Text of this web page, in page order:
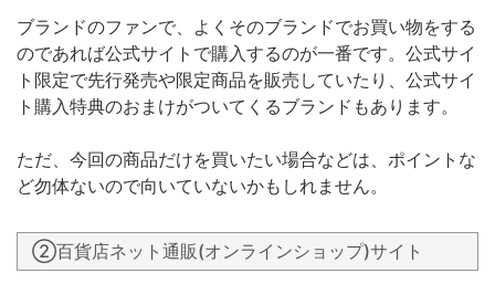
ブランドのファンで、よくそのブランドでお買い物をする
のであれば公式サイトで購入するのが一番です。公式サイ
ト限定で先行発売や限定商品を販売していたり、公式サイ
ト購入特典のおまけがついてくるブランドもあります。
ただ、今回の商品だけを買いたい場合などは、ポイントな
ど勿体ないので向いていないかもしれません。
②百貨店ネット通販(オンラインショップ)サイト